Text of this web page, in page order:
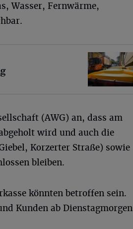
Wasser, Fernwärme,
(AWG) an, dass am
wird und auch die
Korzerter Straße) sowie
bleiben.
könnten betroffen sein.
Kunden ab Dienstagmorgen